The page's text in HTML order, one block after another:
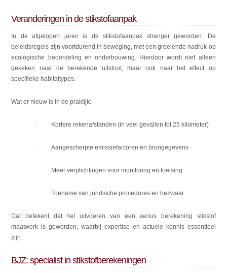
Veranderingen in de stikstofaanpak
In de afgelopen jaren is de stikstofaanpak strenger geworden. De
beleidsregels zijn voortdurend in beweging, met een groeiende nadruk op
ecologische beoordeling en onderbouwing. Hierdoor wordt niet alleen
gekeken naar de berekende uitstoot, maar ook naar het effect op
specifieke habitattypes.
Wat er nieuw is in de praktijk:
· Kortere rekenafstanden (in veel gevallen tot 25 kilometer)
· Aangescherpte emissiefactoren en brongegevens
· Meer verplichtingen voor monitoring en toetsing
· Toename van juridische procedures en bezwaar
Dat betekent dat het uitvoeren van een aerius berekening stikstof
maatwerk is geworden, waarbij expertise en actuele kennis essentieel
zijn.
BJZ: specialist in stikstofberekeningen